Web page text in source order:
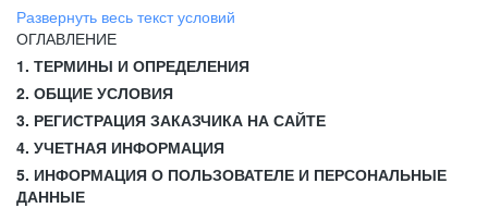
Развернуть весь текст условий
ОГЛАВЛЕНИЕ
1. ТЕРМИНЫ И ОПРЕДЕЛЕНИЯ
2. ОБЩИЕ УСЛОВИЯ
3. РЕГИСТРАЦИЯ ЗАКАЗЧИКА НА САЙТЕ
4. УЧЕТНАЯ ИНФОРМАЦИЯ
5. ИНФОРМАЦИЯ О ПОЛЬЗОВАТЕЛЕ И ПЕРСОНАЛЬНЫЕ
ДАННЫЕ